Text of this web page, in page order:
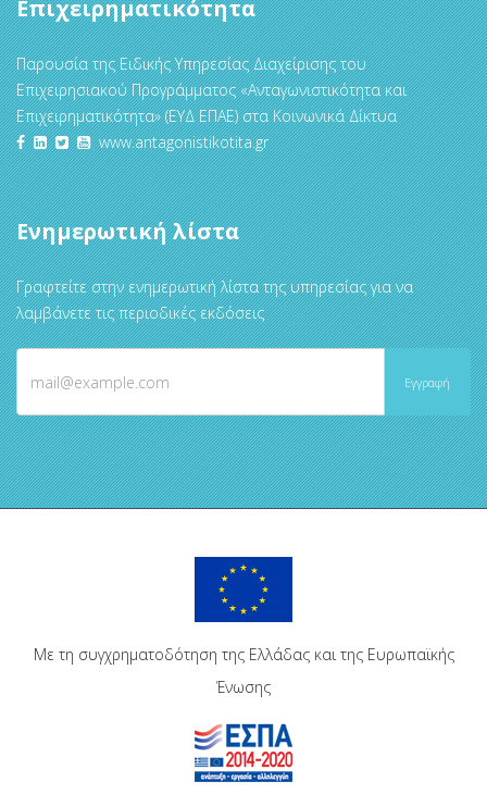
Επιχειρηματικότητα
Παρουσία της Ειδικής Υπηρεσίας Διαχείρισης του
Επιχειρησιακού Προγράμματος «Ανταγωνιστικότητα και
Επιχειρηματικότητα» (ΕΥΔ ΕΠΑΕ) στα Κοινωνικά Δίκτυα
www.antagonistikotita.gr
Ενημερωτική λίστα
Γραφτείτε στην ενημερωτική λίστα της υπηρεσίας για να
λαμβάνετε τις περιοδικές εκδόσεις
Με τη συγχρηματοδότηση της Ελλάδας και της Ευρωπαϊκής
Ένωσης